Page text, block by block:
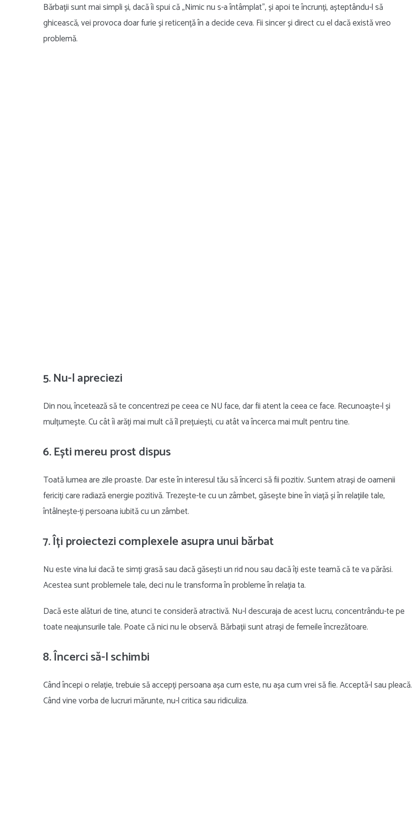
Bărbații sunt mai simpli și, dacă îi spui că „Nimic nu s-a întâmplat”, și apoi te încrunți, așteptându-l să
ghicească, vei provoca doar furie și reticență în a decide ceva. Fii sincer și direct cu el dacă există vreo
problemă.
5. Nu-l apreciezi
Din nou, încetează să te concentrezi pe ceea ce NU face, dar fii atent la ceea ce face. Recunoaște-l și
mulțumește. Cu cât îi arăți mai mult că îl prețuiești, cu atât va încerca mai mult pentru tine.
6. Ești mereu prost dispus
Toată lumea are zile proaste. Dar este în interesul tău să încerci să fii pozitiv. Suntem atrași de oamenii
fericiți care radiază energie pozitivă. Trezește-te cu un zâmbet, găsește bine în viață și în relațiile tale,
întâlnește-ți persoana iubită cu un zâmbet.
7. Îți proiectezi complexele asupra unui bărbat
Nu este vina lui dacă te simți grasă sau dacă găsești un rid nou sau dacă îți este teamă că te va părăsi.
Acestea sunt problemele tale, deci nu le transforma în probleme în relația ta.
Dacă este alături de tine, atunci te consideră atractivă. Nu-l descuraja de acest lucru, concentrându-te pe
toate neajunsurile tale. Poate că nici nu le observă. Bărbații sunt atrași de femeile încrezătoare.
8. Încerci să-l schimbi
Când începi o relație, trebuie să accepți persoana așa cum este, nu așa cum vrei să fie. Acceptă-l sau pleacă.
Când vine vorba de lucruri mărunte, nu-l critica sau ridiculiza.